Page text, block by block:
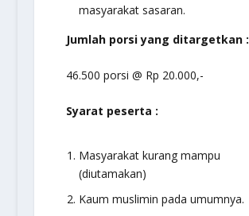
masyarakat sasaran.
Jumlah porsi yang ditargetkan :
46.500 porsi @ Rp 20.000,-
Syarat peserta :
Masyarakat kurang mampu
(diutamakan)
Kaum muslimin pada umumnya.